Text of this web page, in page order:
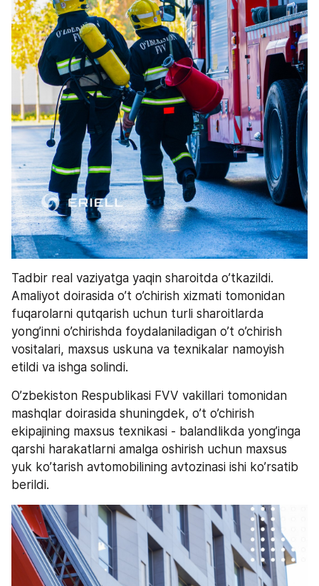
Tadbir real vaziyatga yaqin sharoitda o’tkazildi.
Amaliyot doirasida o’t o’chirish xizmati tomonidan
fuqarolarni qutqarish uchun turli sharoitlarda
yong’inni o’chirishda foydalaniladigan o’t o’chirish
vositalari, maxsus uskuna va texnikalar namoyish
etildi va ishga solindi.
O’zbekiston Respublikasi FVV vakillari tomonidan
mashqlar doirasida shuningdek, o’t o’chirish
ekipajining maxsus texnikasi - balandlikda yong’inga
qarshi harakatlarni amalga oshirish uchun maxsus
yuk ko’tarish avtomobilining avtozinasi ishi ko’rsatib
berildi.